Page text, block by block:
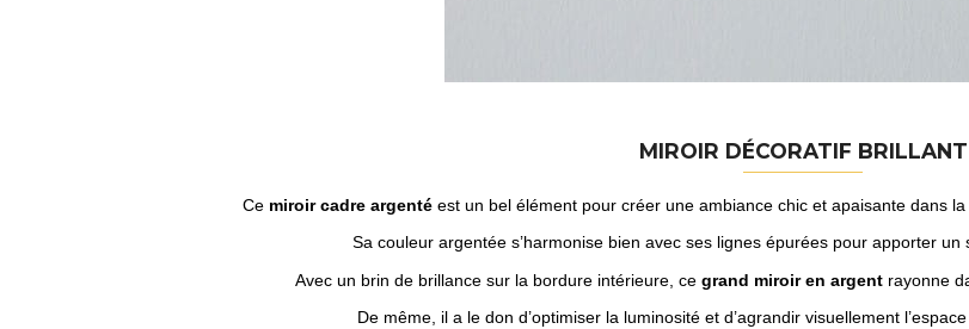
MIROIR DÉCORATIF BRILLANT
Ce miroir cadre argenté est un bel élément pour créer une ambiance chic et apaisante dans
Sa couleur argentée s’harmonise bien avec ses lignes épurées pour apporter
Avec un brin de brillance sur la bordure intérieure, ce grand miroir en argent rayonne
De même, il a le don d’optimiser la luminosité et d’agrandir visuellement